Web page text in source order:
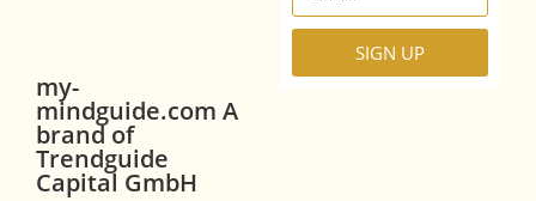
my-
mindguide.com A
brand of
Trendguide
Capital GmbH
SIGN UP